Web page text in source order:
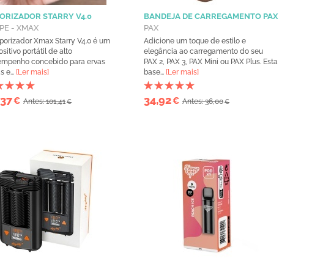
STARRY V4.0
- XMAX
Xmax Starry V4.0 é um
portátil de alto
concebido para ervas
e... [Ler mais]
€ Antes: 101,41€
BANDEJA DE CARREGAMENTO PAX
PAX
Adicione um toque de estilo e
elegância ao carregamento do seu
PAX 2, PAX 3, PAX Mini ou PAX Plus. Esta
base... [Ler mais]
34,92€ Antes: 36,00€